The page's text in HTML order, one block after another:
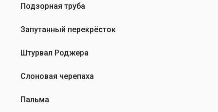
Подзорная труба
Запутанный перекрёсток
Штурвал Роджера
Слоновая черепаха
Пальма